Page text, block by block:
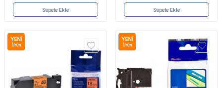
Sepete Ekle Sepete Ekle
YENI
Ürün
YENI
Ürün